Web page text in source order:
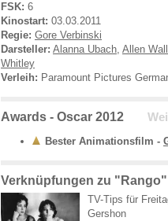
FSK: 6
Kinostart: 03.03.2011
Regie: Gore Verbinski
Darsteller: Alanna Ubach, Allen
Whitley
Verleih: Paramount Pictures
Awards - Oscar 2012
Bester Animationsfilm -
Verknüpfungen zu "Rango"
TV-Tips für
Gershon